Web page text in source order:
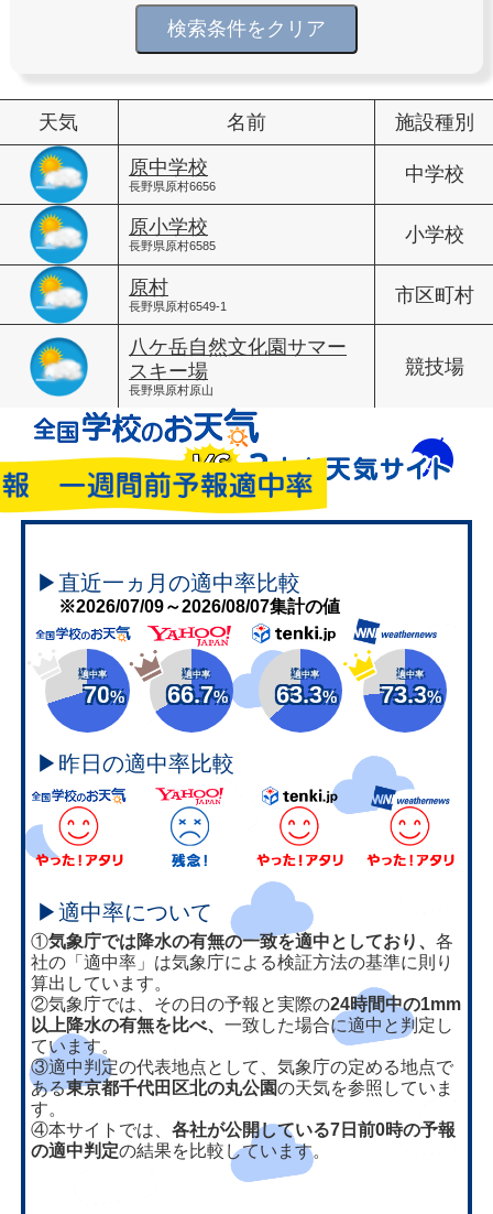
検索条件をクリア
天気 名前 施設種別
原中学校
長野県原村6656
中学校
原小学校
長野県原村6585
小学校
原村
長野県原村6549-1
市区町村
八ケ岳自然文化園サマー
スキー場
長野県原村原山
競技場
▶直近一ヵ月の適中率比較
※2026/07/09～2026/08/07集計の値
適中率
70%
適中率
66.7%
適中率
63.3%
適中率
73.3%
▶昨日の適中率比較
▶適中率について
①気象庁では降水の有無の一致を適中としており、各
社の「適中率」は気象庁による検証方法の基準に則り
算出しています。
②気象庁では、その日の予報と実際の24時間中の1mm
以上降水の有無を比べ、一致した場合に適中と判定し
ています。
③適中判定の代表地点として、気象庁の定める地点で
ある東京都千代田区北の丸公園の天気を参照していま
す。
④本サイトでは、各社が公開している7日前0時の予報
の適中判定の結果を比較しています。